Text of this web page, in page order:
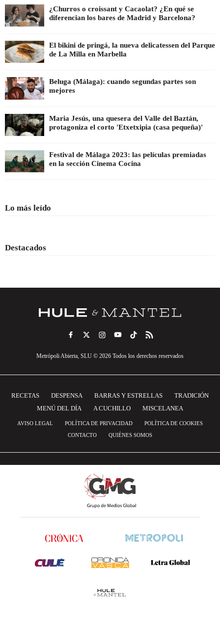
¿Churros o croissant y Cacaolat? ¿En qué se
diferencian los bares de Madrid y Barcelona?
El bikini de pringá, la nueva delicatessen del Parque
de La Milla en Marbella
Beluga (Málaga): cuando segundas partes son
mejores
Maria Jesús, una quesera del Valle del Baztán,
protagoniza el corto 'Etxetxipia (casa pequeña)'
Festival de Málaga 2023: las películas premiadas
en la sección Cinema Cocina
Lo más leído
Destacados
Metrópoli Abierta, SLU © 2026 Todos los derechos reservados
RECETAS DESPENSA BARRAS Y ESTRELLAS
TRADICIÓN
MENÚ DEL DÍA
A CUCHILLO MISCELANEA
AVISO LEGAL POLÍTICA DE PRIVACIDAD
POLÍTICA DE COOKIES
CONTACTO
QUIÉNES SOMOS